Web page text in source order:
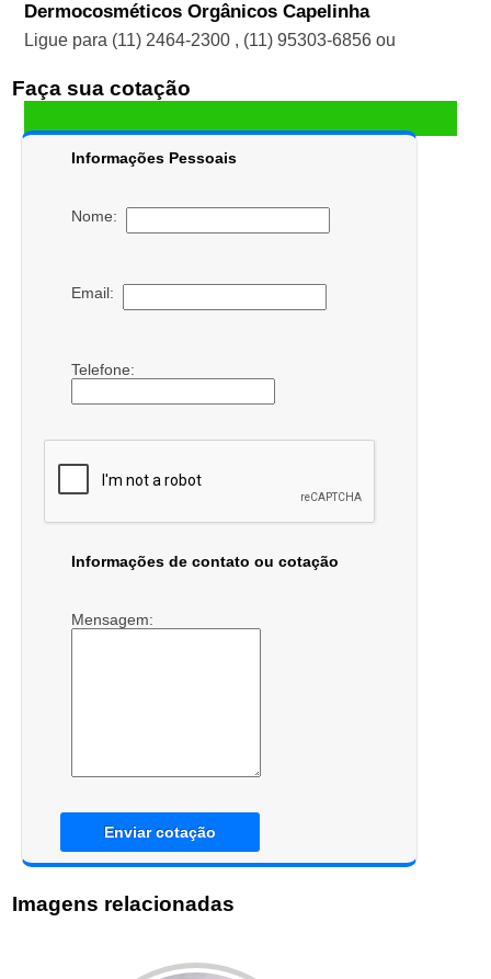
Dermocosméticos Orgânicos Capelinha
Ligue para (11) 2464-2300 , (11) 95303-6856 ou
Faça sua cotação
Informações Pessoais
Nome:
Email:
Telefone:
Informações de contato ou cotação
Mensagem:
Enviar cotação
Imagens relacionadas